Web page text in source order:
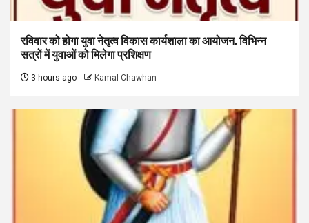
रविवार को होगा युवा नेतृत्व विकास कार्यशाला का आयोजन, विभिन्न
सत्रों में युवाओं को मिलेगा प्रशिक्षण
3 hours ago Kamal Chawhan